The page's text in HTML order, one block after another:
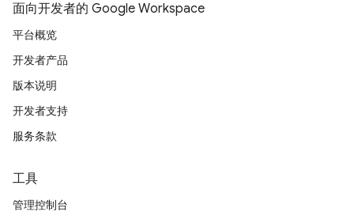
面向开发者的 Google Workspace
平台概览
开发者产品
版本说明
开发者支持
服务条款
工具
管理控制台